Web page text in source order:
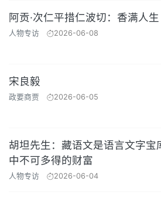
阿贡·次仁平措仁波切：香满人生
人物专访 2026-06-08
宋良毅
政要商贾 2026-06-05
胡坦先生：藏语文是语言文字宝
中不可多得的财富
人物专访 2026-06-04